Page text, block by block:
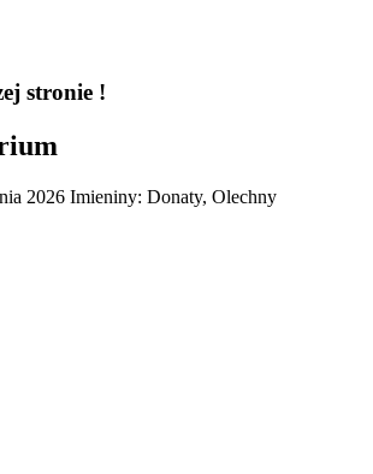
stronie !
2026 Imieniny: Donaty, Olechny